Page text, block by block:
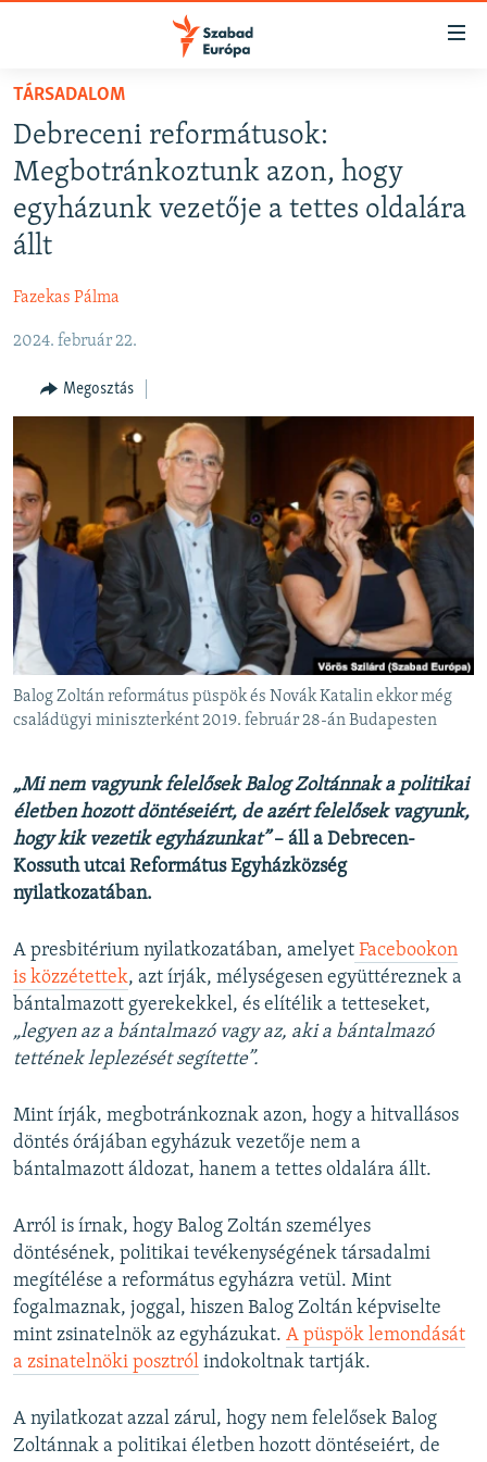
Akadálymentes
Ugrás
fő
oldalra
tartalomjegyzékre
keresésre
NAPIRENDEN
AKTUÁLIS
PODCASTOK
VIDEÓK
SZABADON
TÁRSADALOM
DEMOKRÁCIA
A PÉNZ NYOMÁBAN
EURÓPAI UNIÓ
VILÁG
KLÍMAVÁLTOZÁS
A MÚLT TANULSÁGAI
Valamennyi RFE/RL weboldal
TÁRSADALOM
Debreceni reformátusok:
Megbotránkoztunk azon, hogy
egyházunk vezetője a tettes oldalára
állt
Fazekas Pálma
2024. február 22.
Megosztás
Balog Zoltán református püspök és Novák Katalin ekkor még
családügyi miniszterként 2019. február 28-án Budapesten
„Mi nem vagyunk felelősek Balog Zoltánnak a politikai
életben hozott döntéseiért, de azért felelősek vagyunk,
hogy kik vezetik egyházunkat”– áll a Debrecen-
Kossuth utcai Református Egyházközség
nyilatkozatában.
A presbitérium nyilatkozatában, amelyet Facebookon
is közzétettek, azt írják, mélységesen együttéreznek a
bántalmazott gyerekekkel, és elítélik a tetteseket,
„legyen az a bántalmazó vagy az, aki a bántalmazó
tettének leplezését segítette”.
Mint írják, megbotránkoznak azon, hogy a hitvallásos
döntés órájában egyházuk vezetője nem a
bántalmazott áldozat, hanem a tettes oldalára állt.
Arról is írnak, hogy Balog Zoltán személyes
döntésének, politikai tevékenységének társadalmi
megítélése a református egyházra vetül. Mint
fogalmaznak, joggal, hiszen Balog Zoltán képviselte
mint zsinatelnök az egyházukat. A püspök lemondását
a zsinatelnöki posztról indokoltnak tartják.
A nyilatkozat azzal zárul, hogy nem felelősek Balog
Zoltánnak a politikai életben hozott döntéseiért, de
FELIRATKOZÁS